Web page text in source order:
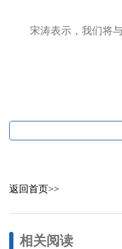
宋涛表示，我们将与
返回首页>>
相关阅读